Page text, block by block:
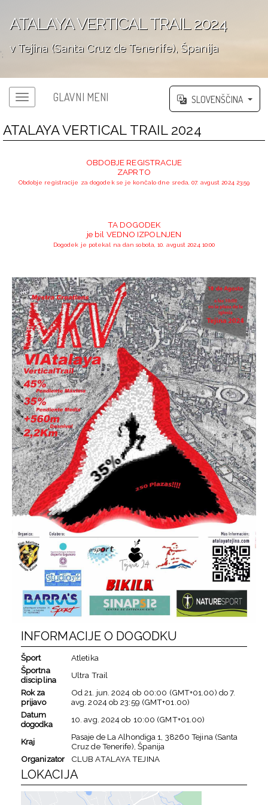
ATALAYA VERTICAL TRAIL 2024
v Tejina (Santa Cruz de Tenerife), Španija
';
GLAVNI MENI SLOVENŠČINA
ATALAYA VERTICAL TRAIL 2024
OBDOBJE REGISTRACIJE
ZAPRTO
Obdobje registracije za dogodek se je končalo dne sreda, 07. avgust 2024 23:59
TA DOGODEK
je bil VEDNO IZPOLNJEN
Dogodek je potekal na dan sobota, 10. avgust 2024 10:00
INFORMACIJE O DOGODKU
Šport
Atletika
Športna
disciplina
Ultra Trail
Rok za
prijavo
Od21. jun. 2024 ob 00:00 (GMT+01.00) do7.
avg. 2024ob23:59 (GMT+01.00)
Datum
dogodka
10. avg. 2024ob 10:00 (GMT+01.00)
Kraj
Pasaje de La Alhondiga 1, 38260 Tejina (Santa
Cruz de Tenerife), Španija
Organizator
CLUB ATALAYA TEJINA
LOKACIJA